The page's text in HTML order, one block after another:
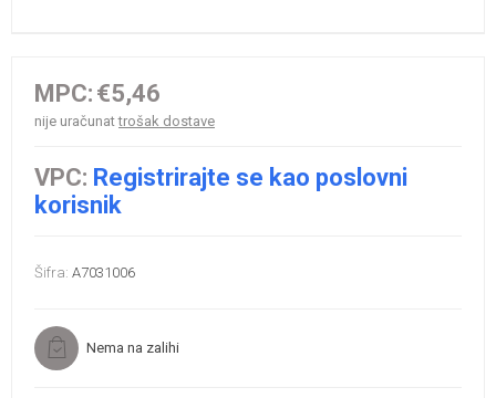
MPC: €5,46
nije uračunattrošak dostave
VPC: Registrirajte se kao poslovni
korisnik
Šifra: A7031006
Nema na zalihi